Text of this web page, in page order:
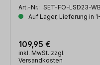
Art.-Nr.: SET-FO-LSD23-
Auf Lager, Lieferung in
109,95 €
inkl. MwSt. zzgl.
Versandkosten